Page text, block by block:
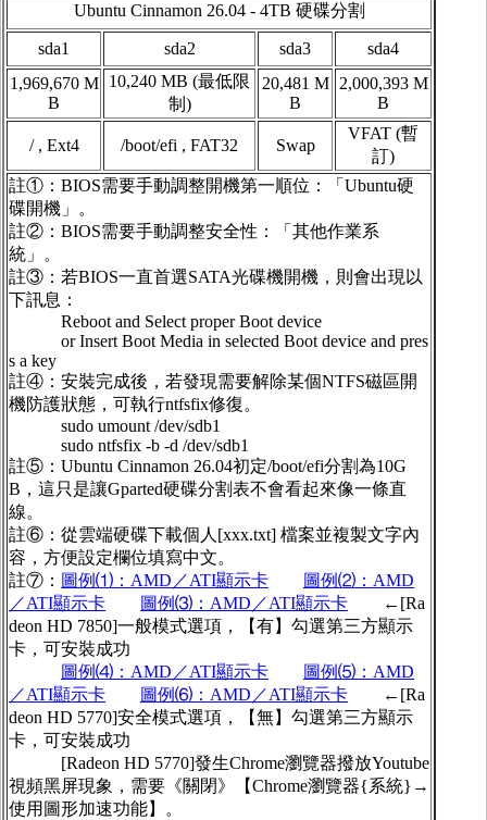
Ubuntu Cinnamon 26.04 - 4TB 硬碟分割
sda1 sda2 sda3
sda4
1,969,670 M
B
10,240 MB (最低限
制)
20,481 M
B
2,000,393 M
B
/ , Ext4 /boot/efi , FAT32 Swap
VFAT (暫
訂)
註①：BIOS需要手動調整開機第一順位：「Ubuntu硬
碟開機」。
註②：BIOS需要手動調整安全性：「其他作業系
統」。
註③：若BIOS一直首選SATA光碟機開機，則會出現以
下訊息：
Reboot and Select proper Boot device
or Insert Boot Media in selected Boot device and pres
s a key
註④：安裝完成後，若發現需要解除某個NTFS磁區開
機防護狀態，可執行ntfsfix修復。
sudo umount /dev/sdb1
sudo ntfsfix -b -d /dev/sdb1
註⑤：Ubuntu Cinnamon 26.04初定/boot/efi分割為10G
B，這只是讓Gparted硬碟分割表不會看起來像一條直
線。
註⑥：從雲端硬碟下載個人[xxx.txt] 檔案並複製文字內
容，方便設定欄位填寫中文。
註⑦： 圖例⑴：AMD／ATI顯示卡
圖例⑵：AMD
／ATI顯示卡
圖例⑶：AMD／ATI顯示卡 ←[Ra
deon HD 7850]一般模式選項，【有】勾選第三方顯示
卡，可安裝成功
圖例⑷：AMD／ATI顯示卡
圖例⑸：AMD
／ATI顯示卡
圖例⑹：AMD／ATI顯示卡 ←[Ra
deon HD 5770]安全模式選項，【無】勾選第三方顯示
卡，可安裝成功
[Radeon HD 5770]發生Chrome瀏覽器撥放Youtube
視頻黑屏現象，需要《關閉》【Chrome瀏覽器{系統}→
使用圖形加速功能】。